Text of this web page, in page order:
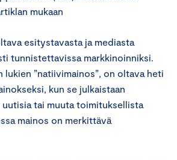
mukaan
esitystavasta ja mediasta
tunnistettavissa markkinoinniksi.
lukien ”natiivimainos”, on oltava heti
kun se julkaistaan
uutisia tai muuta toimituksellista
mainos on merkittävä